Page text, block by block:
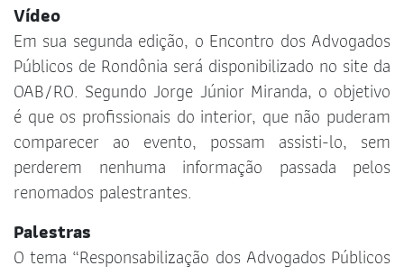
Vídeo
Em sua segunda edição, o Encontro dos Advogados
Públicos de Rondônia será disponibilizado no site da
OAB/RO. Segundo Jorge Júnior Miranda, o objetivo
é que os profissionais do interior, que não puderam
comparecer ao evento, possam assisti-lo, sem
perderem nenhuma informação passada pelos
renomados palestrantes.
Palestras
O tema “Responsabilização dos Advogados Públicos